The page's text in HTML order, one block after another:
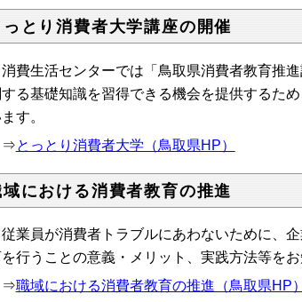
っとり消費者大学講座の開催
消費生活センターでは「鳥取県消費者教育推
する基礎知識を習得できる機会を提供するた
す。
とっとり消費者大学（鳥取県HP）
域における消費者教育の推進
業員が消費者トラブルにあわないために、
行うことの意義・メリット、実践方法等をお
職域における消費者教育の推進（鳥取県HP）